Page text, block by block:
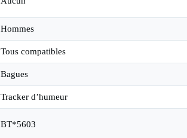
Hommes
Tous compatibles
Bagues
Tracker d’humeur
BT*5603